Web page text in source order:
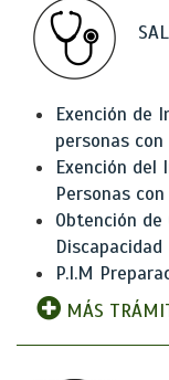
Exención de
personas
Exención del
Personas
Obtención
Discapacidad
P.I.M
MÁS